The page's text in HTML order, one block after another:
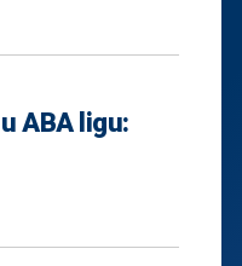
ABA ligu: